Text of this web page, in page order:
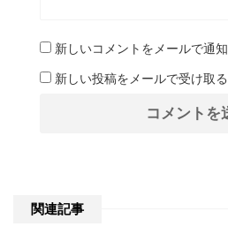
新しいコメントをメールで通知
新しい投稿をメールで受け取る
関連記事